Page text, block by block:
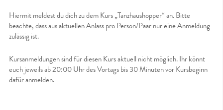
Hiermit meldest du dich zu dem Kurs „Tanzhaushopper“ an. Bitte
beachte, dass aus aktuellen Anlass pro Person/Paar nur eine Anmeldung
zulässig ist.
Kursanmeldungen sind für diesen Kurs aktuell nicht möglich. Ihr könnt
euch jeweils ab 20:00 Uhr des Vortags bis 30 Minuten vor Kursbeginn
dafür anmelden.